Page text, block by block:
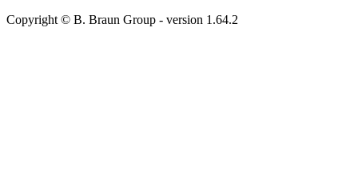
Copyright © B. Braun Group - version 1.64.2